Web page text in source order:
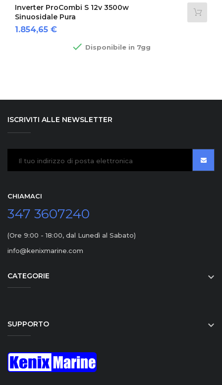
Inverter ProCombi S 12v 3500w
Sinuosidale Pura
Prezzo
1.854,65 €
 Disponibile in 7gg
ISCRIVITI ALLE NEWSLETTER
CHIAMACI
347 3607240
(Ore 9:00 - 18:00, dal Lunedì al Sabato)
info@kenixmarine.com
CATEGORIE 
SUPPORTO 